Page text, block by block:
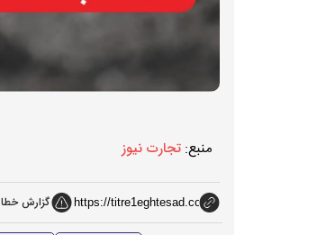
منبع: تجارت نیوز
گزارش خطا